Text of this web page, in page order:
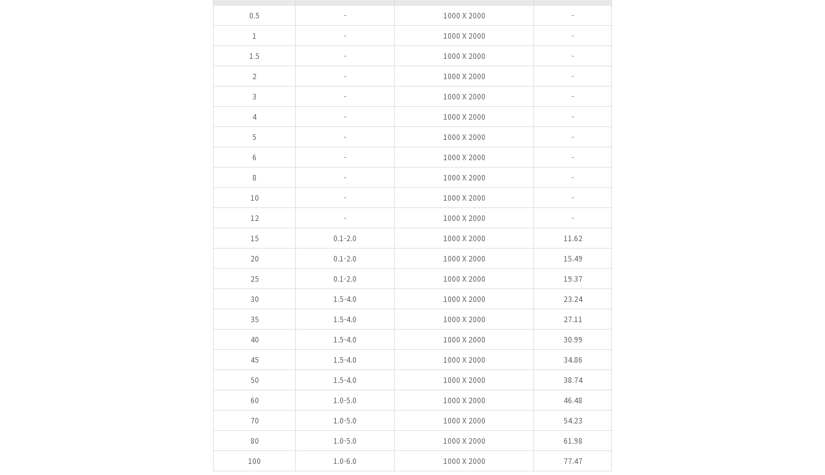
0.5
- 1000 X 2000
-
1
- 1000 X 2000
-
1.5
- 1000 X 2000
-
2
- 1000 X 2000
-
3
- 1000 X 2000
-
4
- 1000 X 2000
-
5
- 1000 X 2000
-
6
- 1000 X 2000
-
8
- 1000 X 2000
-
10
- 1000 X 2000
-
12
- 1000 X 2000
-
15
0.1-2.0 1000 X 2000
11.62
20
0.1-2.0 1000 X 2000
15.49
25
0.1-2.0 1000 X 2000
19.37
30
1.5-4.0 1000 X 2000
23.24
35
1.5-4.0 1000 X 2000
27.11
40
1.5-4.0 1000 X 2000
30.99
45
1.5-4.0 1000 X 2000
34.86
50
1.5-4.0 1000 X 2000
38.74
60
1.0-5.0 1000 X 2000
46.48
70
1.0-5.0 1000 X 2000
54.23
80
1.0-5.0 1000 X 2000
61.98
100
1.0-6.0 1000 X 2000 77.47